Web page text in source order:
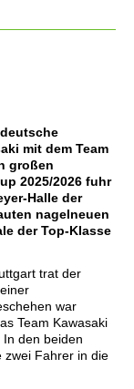
mit dem Team
großen
2025/2026 fuhr
Halle der
nagelneuen
der Top-Klasse
trat der
war
Team Kawasaki
den beiden
zwei Fahrer in die